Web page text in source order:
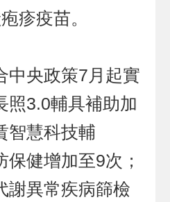
疹疫苗。
中央政策7月起實
照3.0輔具補助加
智慧科技輔
健增加至9次；
謝異常疾病篩檢